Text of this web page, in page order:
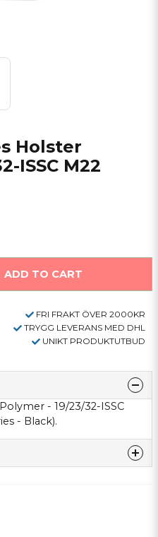
Holster
ISSC M22
ADD TO CART
FRI FRAKT ÖVER 2000KR
TRYGG LEVERANS MED DHL
UNIKT PRODUKTUTBUD
- 19/23/32-ISSC
- Black).